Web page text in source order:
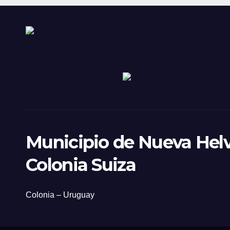
Municipio de Nueva
Colonia Suiza
Colonia – Uruguay